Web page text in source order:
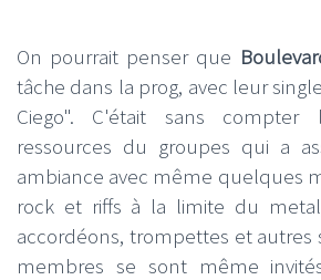
On pourrait penser que
tâche dans la prog, avec leur
Ciego". C'était sans compter
ressources du groupes qui a
ambiance avec même quelques
rock et riffs à la limite du
accordéons, trompettes et autres
membres se sont même